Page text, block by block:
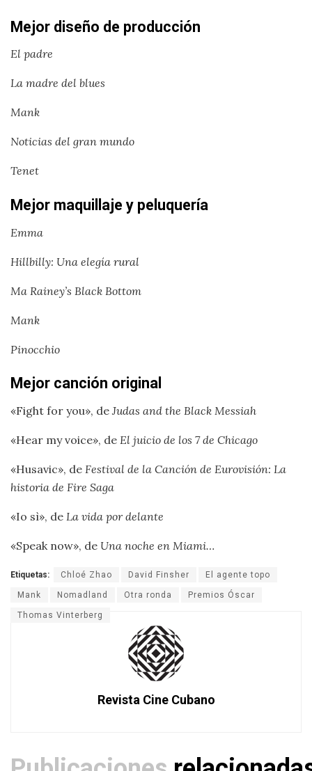
Mejor diseño de producción
El padre
La madre del blues
Mank
Noticias del gran mundo
Tenet
Mejor maquillaje y peluquería
Emma
Hillbilly: Una elegía rural
Ma Rainey’s Black Bottom
Mank
Pinocchio
Mejor canción original
«Fight for you», de Judas and the Black Messiah
«Hear my voice», de El juicio de los 7 de Chicago
«Husavic», de Festival de la Canción de Eurovisión: La
historia de Fire Saga
«Io sì», de La vida por delante
«Speak now», de Una noche en Miami…
Etiquetas: Chloé Zhao David Finsher El agente topo
Mank Nomadland Otra ronda Premios Óscar
Thomas Vinterberg
Revista Cine Cubano